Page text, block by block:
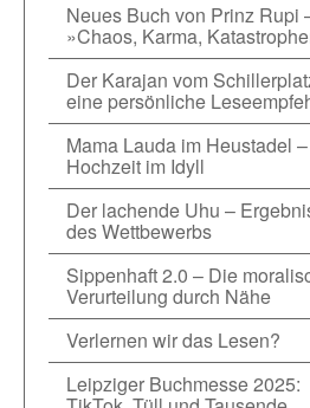
Neues Buch von Prinz Rupi
»Chaos, Karma,
Der Karajan vom
eine persönliche
Mama Lauda im Heustadel –
Hochzeit im Idyll
Der lachende Uhu –
des Wettbewerbs
Sippenhaft 2.0 – Die
Verurteilung durch Nähe
Verlernen wir das Lesen?
Leipziger Buchmesse 2025: